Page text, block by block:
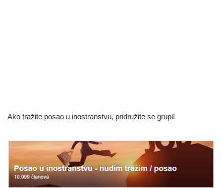
Ako tražite posao u inostranstvu, pridružite se grupi!